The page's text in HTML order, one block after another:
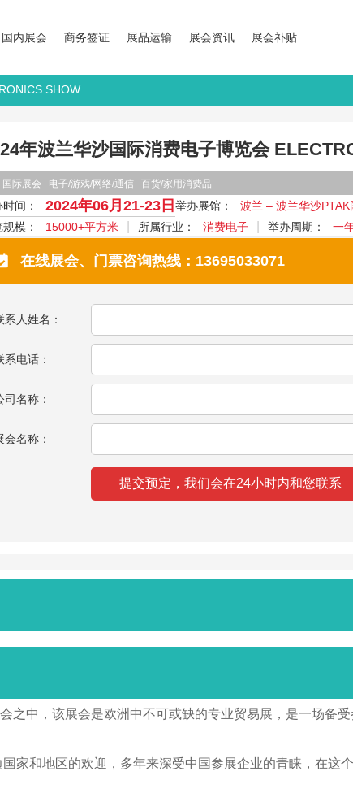
国内展会 商务签证 展品运输 展会资讯 展会补贴
SHOW
年波兰华沙国际消费电子博览会
国际展会 电子/游戏/网络/通信 百货/家用消费品
间： 2024年06月21-23日举办展馆：
波兰 – 波兰华沙
模：
15000+平方米 所属行业： 消费电子 举办周期： 一
在线展会、门票咨询热线：13695033071
系人姓名：
系电话：
司名称：
会名称：
中，该展会是欧洲中不可或缺的专业贸易展，是一场备
家和地区的欢迎，多年来深受中国参展企业的青睐，在这